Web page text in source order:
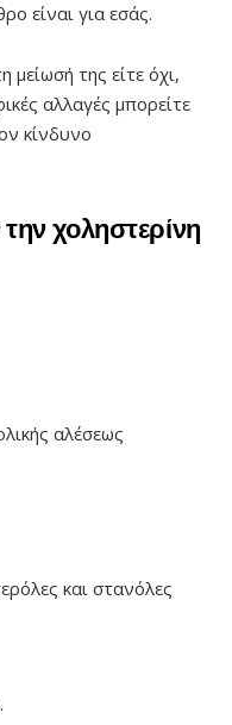
είναι για εσάς.
μείωσή της είτε όχι,
αλλαγές μπορείτε
κίνδυνο
χοληστερίνη
αλέσεως
και στανόλες